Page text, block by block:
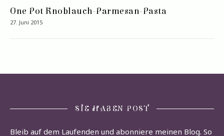
One Pot Knoblauch-Parmesan-Pasta
27. Juni 2015
SIE HABEN POST
Bleib auf dem Laufenden und abonniere meinen Blog. So